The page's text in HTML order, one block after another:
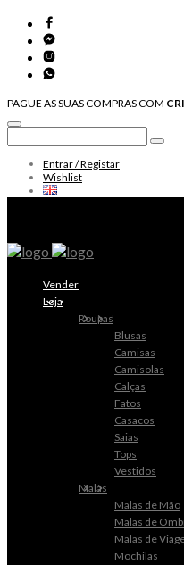
PAGUE AS SUAS COMPRAS COM
Entrar / Registar
Wishlist
Vender
Loja
Roupas
Blusas
Camisas
Camisolas
Calças
Fatos
Casacos
Saias
Tops
Vestidos
Malas
Malas de Mão
Malas de
Malas de
Mochilas